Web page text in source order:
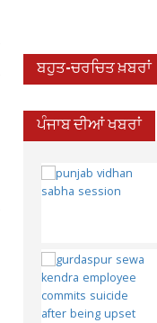
ਬਹੁਤ-ਚਰਚਿਤ ਖ਼ਬਰਾਂ
ਪੰਜਾਬ ਦੀਆਂ ਖਬਰਾਂ